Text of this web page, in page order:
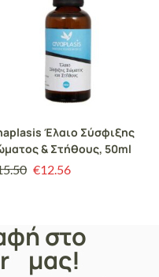
Έλαιο Σύσφιξης
& Στήθους, 50ml
€12.56
στο
μας!